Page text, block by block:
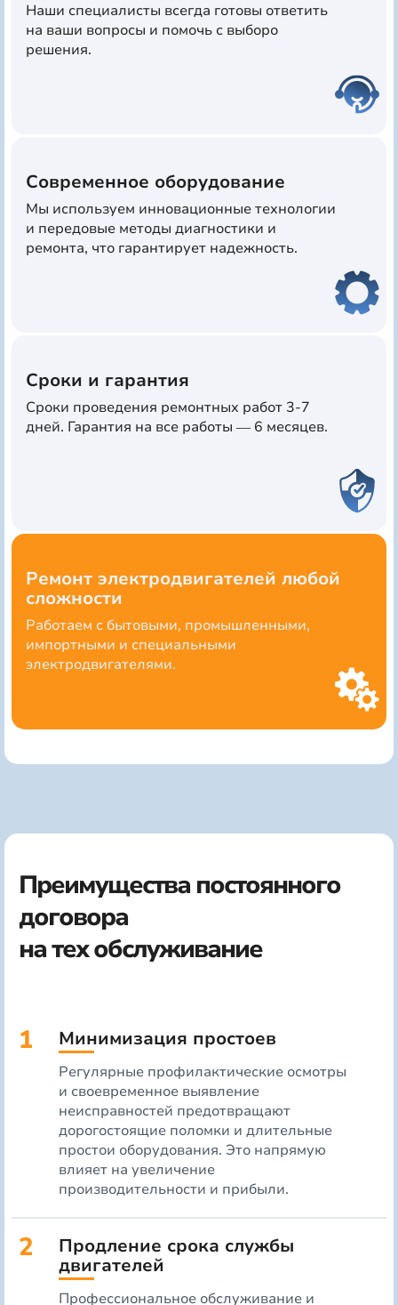
Наши специалисты всегда готовы ответить
на ваши вопросы и помочь с выборо
решения.
Современное оборудование
Мы используем инновационные технологии
и передовые методы диагностики и
ремонта, что гарантирует надежность.
Сроки и гарантия
Сроки проведения ремонтных работ 3-7
дней. Гарантия на все работы — 6 месяцев.
Ремонт электродвигателей любой
сложности
Работаем с бытовыми, промышленными,
импортными и специальными
электродвигателями.
Преимущества постоянного
договора
на тех обслуживание
1 Минимизация простоев
Регулярные профилактические осмотры
и своевременное выявление
неисправностей предотвращают
дорогостоящие поломки и длительные
простои оборудования. Это напрямую
влияет на увеличение
производительности и прибыли.
2
Продление срока службы
двигателей
Профессиональное обслуживание и